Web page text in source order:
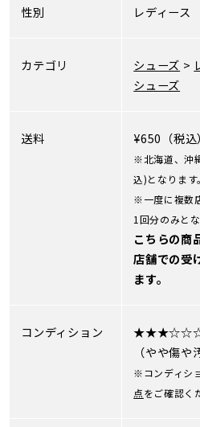
性別 レディース
カテゴリ シューズ >
シューズ
送料 ¥650（税込）
※北海道、沖
込)となります。
※一度に複数
1回分のみとな
こちらの商
店舗での受
ます。
コンディション
（やや傷や
※コンディシ
点をご確認く